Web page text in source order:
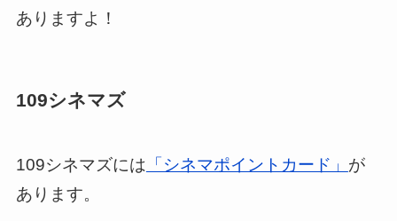
ありますよ！
109シネマズ
109シネマズには 「シネマポイントカード」 が
あります。